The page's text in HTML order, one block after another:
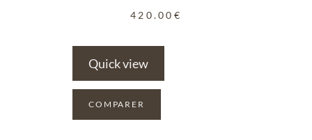
420.00 €
Quick view
COMPARER